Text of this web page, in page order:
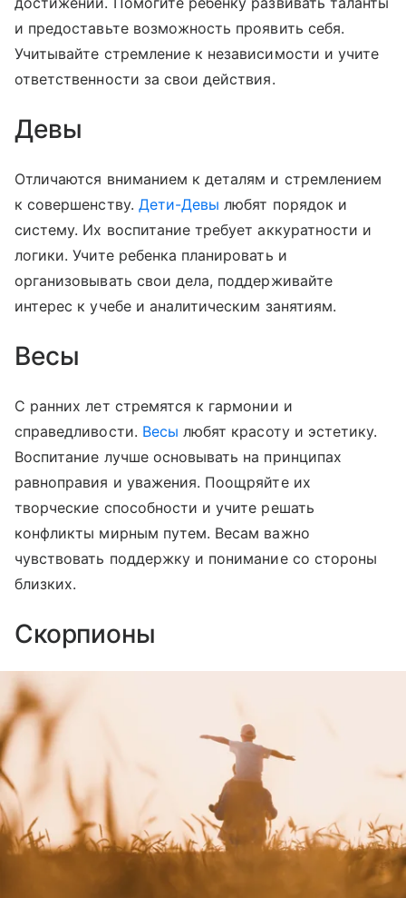
и предоставьте возможность проявить себя.
Учитывайте стремление к независимости и учите
ответственности за свои действия.
Девы
Отличаются вниманием к деталям и стремлением
к совершенству. Дети-Девы любят порядок и
систему. Их воспитание требует аккуратности и
логики. Учите ребенка планировать и
организовывать свои дела, поддерживайте
интерес к учебе и аналитическим занятиям.
Весы
С ранних лет стремятся к гармонии и
справедливости. Весы любят красоту и эстетику.
Воспитание лучше основывать на принципах
равноправия и уважения. Поощряйте их
творческие способности и учите решать
конфликты мирным путем. Весам важно
чувствовать поддержку и понимание со стороны
близких.
Скорпионы